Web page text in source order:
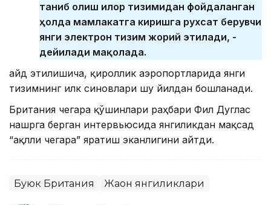
таниб олиш илғор тизимидан фойдаланган
ҳолда мамлакатга киришга рухсат берувчи
янги электрон тизим жорий этилади, -
дейилади мақолада.
Қайд этилишича, қироллик аэропортларида янги
тизимнинг илк синовлари шу йилдан бошланади.
Британия чегара қўшинлари раҳбари Фил Дуглас
нашрга берган интервьюсида янгиликдан мақсад
“ақлли чегара” яратиш эканлигини айтди.
Буюк Британия Жаҳон янгиликлари